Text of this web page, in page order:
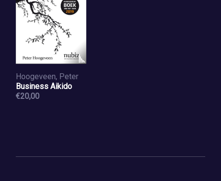
Hoogeveen, Peter
Business Aikido
€20,00